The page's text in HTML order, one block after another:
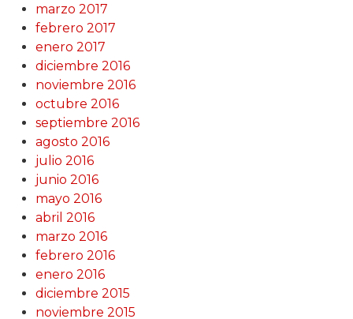
marzo 2017
febrero 2017
enero 2017
diciembre 2016
noviembre 2016
octubre 2016
septiembre 2016
agosto 2016
julio 2016
junio 2016
mayo 2016
abril 2016
marzo 2016
febrero 2016
enero 2016
diciembre 2015
noviembre 2015